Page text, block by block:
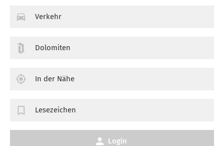
Verkehr
Dolomiten
In der Nähe
Lesezeichen
Login